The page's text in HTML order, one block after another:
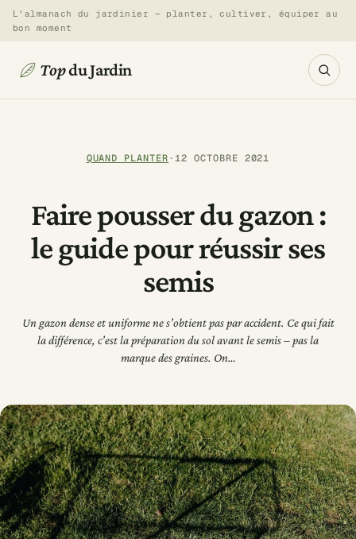
AllerL’almanach du jardinier — planter, cultiver, équiper au
bon moment
Topdu Jardin
QUAND PLANTER·12 OCTOBRE 2021
Faire pousser du gazon :
le guide pour réussir ses
semis
Un gazon dense et uniforme ne s’obtient pas par accident. Ce qui fait
la différence, c’est la préparation du sol avant le semis – pas la
marque des graines. On…